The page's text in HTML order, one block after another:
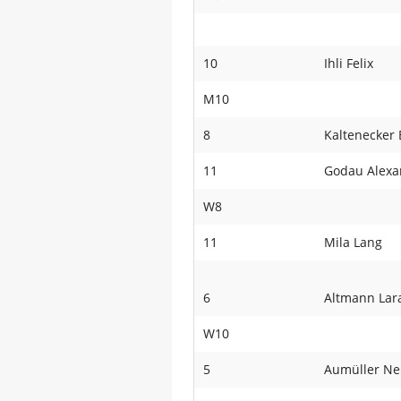
10 Ihli Felix
M10
8 Kaltenecker
11 Godau
W8
11 Mila Lang
6 Altmann
W10
5 Aumüller